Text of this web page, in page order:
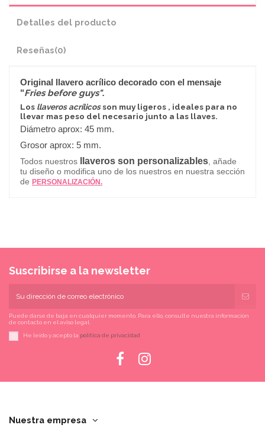
Detalles del producto
Reseñas(0)
Original llavero acrílico decorado con el mensaje
"Fries before guys".
Los llaveros acrílicosson muy ligeros , ideales para no
llevar mas peso del necesario junto a las llaves.
Diámetro aprox: 45 mm.
Grosor aprox: 5 mm.
Todos nuestros llaveros son personalizables , añade
tu diseño o modifica uno de los nuestros en nuestra sección
de PERSONALIZACIÓN.
Suscribirse a la newsletter
Puede darse de baja en cualquier momento. Para ello, consulte nuestra información
de contacto en el aviso legal.
He leído y acepto la política de privacidad
Nuestra empresa